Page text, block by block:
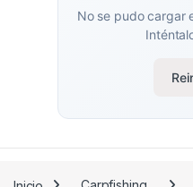
No se pudo cargar